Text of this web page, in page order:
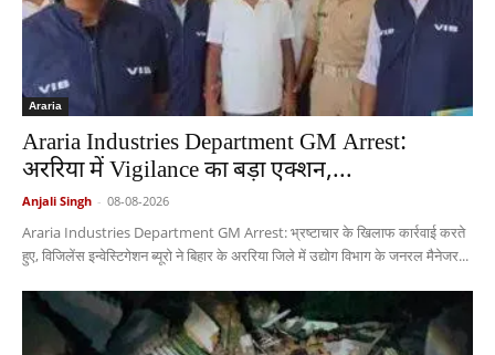
Araria
Araria Industries Department GM Arrest:
अररिया में Vigilance का बड़ा एक्शन,...
Anjali Singh - 08-08-2026
Araria Industries Department GM Arrest: भ्रष्टाचार के खिलाफ कार्रवाई करते
हुए, विजिलेंस इन्वेस्टिगेशन ब्यूरो ने बिहार के अररिया जिले में उद्योग विभाग के जनरल मैनेजर...